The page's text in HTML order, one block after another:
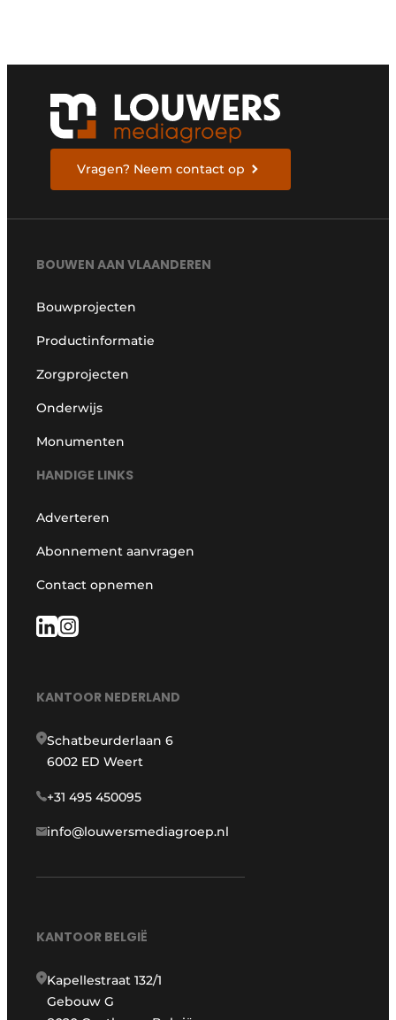
Vragen? Neem contact op
BOUWEN AAN VLAANDEREN
Bouwprojecten
Productinformatie
Zorgprojecten
Onderwijs
Monumenten
HANDIGE LINKS
Adverteren
Abonnement aanvragen
Contact opnemen
KANTOOR NEDERLAND
Schatbeurderlaan 6
6002 ED Weert
+31 495 450095
info@louwersmediagroep.nl
KANTOOR BELGIË
Kapellestraat 132/1
Gebouw G